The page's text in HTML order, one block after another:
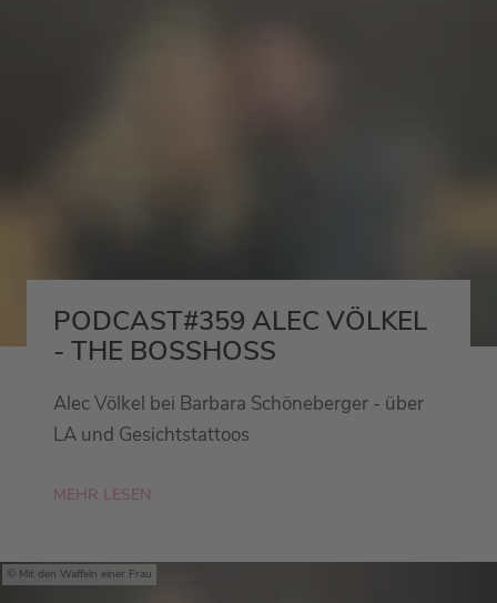
PODCAST#359 ALEC VÖLKEL
- THE BOSSHOSS
Alec Völkel bei Barbara Schöneberger - über
LA und Gesichtstattoos
MEHR LESEN
Mit den Waffeln einer Frau